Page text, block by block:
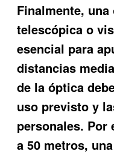
Finalmente,
telescópica o
esencial para
distancias
de la óptica
uso previsto y
personales. Por
a 50 metros,